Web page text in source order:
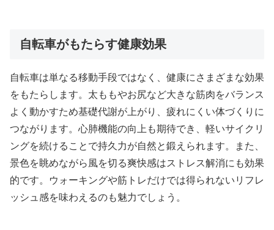
自転車がもたらす健康効果
自転車は単なる移動手段ではなく、健康にさまざまな効果
をもたらします。太ももやお尻など大きな筋肉をバランス
よく動かすため基礎代謝が上がり、疲れにくい体づくりに
つながります。心肺機能の向上も期待でき、軽いサイクリ
ングを続けることで持久力が自然と鍛えられます。また、
景色を眺めながら風を切る爽快感はストレス解消にも効果
的です。ウォーキングや筋トレだけでは得られないリフレ
ッシュ感を味わえるのも魅力でしょう。